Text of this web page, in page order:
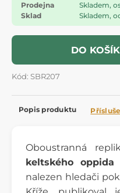
Prodejna
Skladem,
Sklad
Skladem,
DO
Kód: SBR207
Popis produktu
Oboustranná
keltského oppida
nalezen hledači